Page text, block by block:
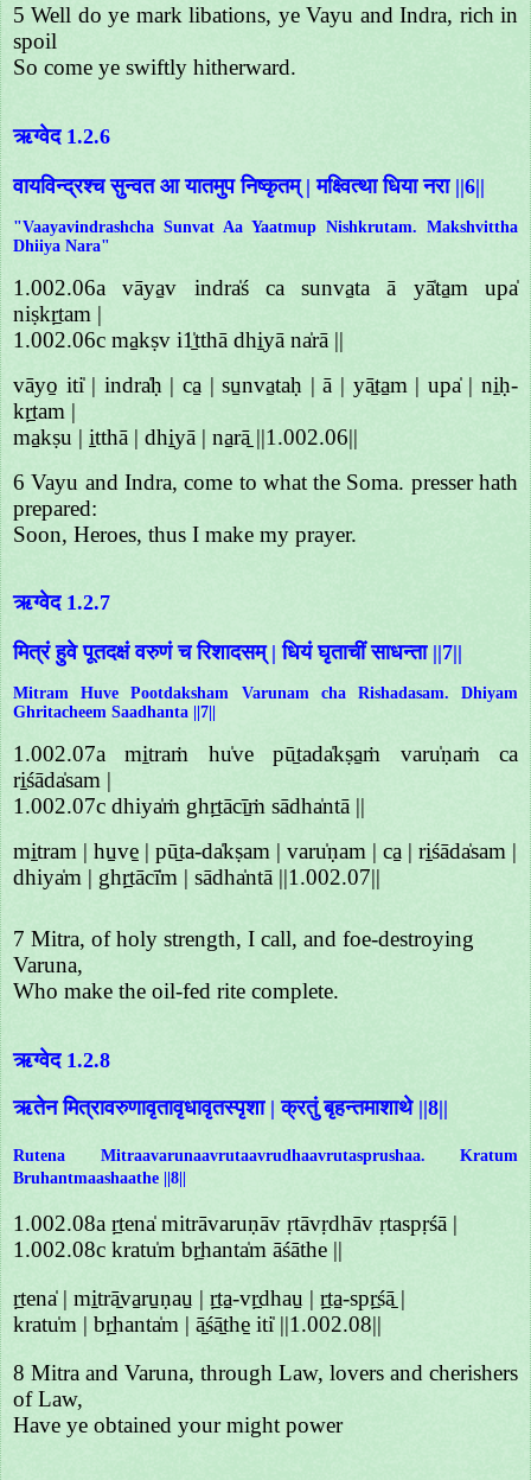
5 Well do ye mark libations, ye Vayu and Indra, rich in
spoil
So come ye swiftly hitherward.
ऋग्वेद 1.2.6
वायविन्द्रश्च सुन्वत आ यातमुप निष्कृतम् | मक्ष्वित्था धिया नरा ||6||
"Vaayavindrashcha Sunvat Aa Yaatmup Nishkrutam. Makshvittha
Dhiiya Nara"
1.002.06a vāya̱v indra̍ś ca sunva̱ta ā yā̍ta̱m upa̍
niṣkṛ̱tam |
1.002.06c ma̱kṣv i1̱̍tthā dhi̱yā na̍rā ||
vāyo̱ iti̍ | indra̍ḥ | ca̱ | su̱nva̱taḥ | ā | yā̱ta̱m | upa̍ | ni̱ḥ-
kṛ̱tam |
ma̱kṣu | i̱tthā | dhi̱yā | na̱rā̱ ||1.002.06||
6 Vayu and Indra, come to what the Soma. presser hath
prepared:
Soon, Heroes, thus I make my prayer.
ऋग्वेद 1.2.7
मित्रं हुवे पूतदक्षं वरुणं च रिशादसम् | धियं घृताचीं साधन्ता ||7||
Mitram Huve Pootdaksham Varunam cha Rishadasam. Dhiyam
Ghritacheem Saadhanta ||7||
1.002.07a mi̱traṁ hu̍ve pū̱tada̍kṣa̱ṁ varu̍ṇaṁ ca
ri̱śāda̍sam |
1.002.07c dhiya̍ṁ ghṛ̱tācī̱ṁ sādha̍ntā ||
mi̱tram | hu̱ve̱ | pū̱ta-da̍kṣam | varu̍ṇam | ca̱ | ri̱śāda̍sam |
dhiya̍m | ghṛ̱tācī̍m | sādha̍ntā ||1.002.07||
7 Mitra, of holy strength, I call, and foe-destroying
Varuna,
Who make the oil-fed rite complete.
ऋग्वेद 1.2.8
ऋतेन मित्रावरुणावृतावृधावृतस्पृशा | क्रतुं बृहन्तमाशाथे ||8||
Rutena Mitraavarunaavrutaavrudhaavrutasprushaa. Kratum
Bruhantmaashaathe ||8||
1.002.08a ṛ̱tena̍ mitrāvaruṇāv ṛtāvṛdhāv ṛtaspṛśā |
1.002.08c kratu̍m bṛ̱hanta̍m āśāthe ||
ṛ̱tena̍ | mi̱trā̱va̱ru̱ṇau̱ | ṛ̱ta̱-vṛ̱dhau̱ | ṛ̱ta̱-spṛ̱śā̱ |
kratu̍m | bṛ̱hanta̍m | ā̱śā̱the̱ iti̍ ||1.002.08||
8 Mitra and Varuna, through Law, lovers and cherishers
of Law,
Have ye obtained your might power